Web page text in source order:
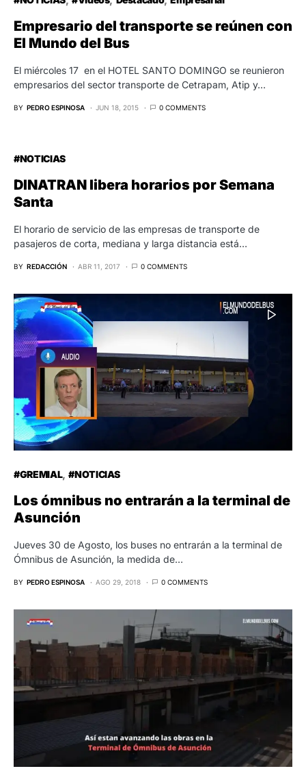
Empresario del transporte se reúnen con
El Mundo del Bus
El miércoles 17 en el HOTEL SANTO DOMINGO se reunieron
empresarios del sector transporte de Cetrapam, Atip y…
BY PEDRO ESPINOSA JUN 18, 2015 0 COMMENTS
#NOTICIAS
DINATRAN libera horarios por Semana
Santa
El horario de servicio de las empresas de transporte de
pasajeros de corta, mediana y larga distancia está…
BY REDACCIÓN ABR 11, 2017 0 COMMENTS
#GREMIAL #NOTICIAS
Los ómnibus no entrarán a la terminal de
Asunción
Jueves 30 de Agosto, los buses no entrarán a la terminal de
Ómnibus de Asunción, la medida de…
BY PEDRO ESPINOSA AGO 29, 2018 0 COMMENTS